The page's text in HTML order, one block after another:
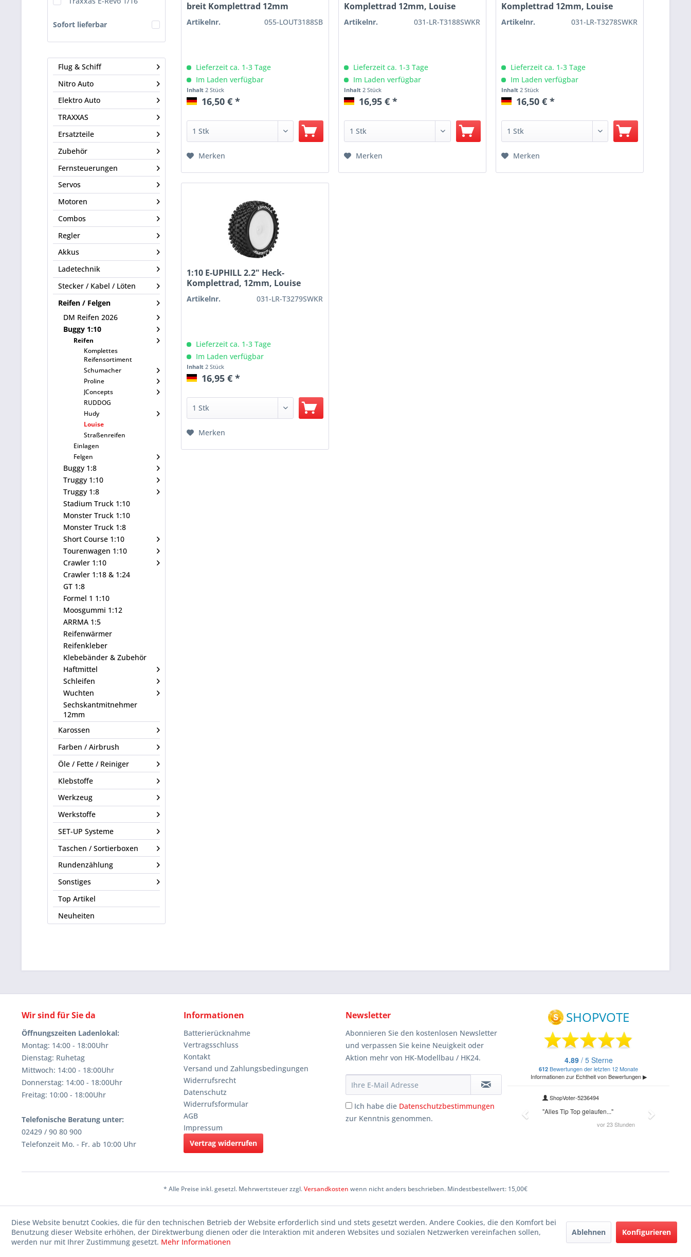
Sofort lieferbar
Flug & Schiff
Nitro Auto
Elektro Auto
TRAXXAS
Ersatzteile
Zubehör
Fernsteuerungen
Servos
Motoren
Combos
Regler
Akkus
Ladetechnik
Stecker / Kabel / Löten
Reifen / Felgen
DM Reifen 2026
Buggy 1:10
Reifen
Komplettes
Reifensortiment
Schumacher
Proline
JConcepts
RUDDOG
Hudy
Louise
Straßenreifen
Einlagen
Felgen
Buggy 1:8
Truggy 1:10
Truggy 1:8
Stadium Truck 1:10
Monster Truck 1:10
Monster Truck 1:8
Short Course 1:10
Tourenwagen 1:10
Crawler 1:10
Crawler 1:18 & 1:24
GT 1:8
Formel 1 1:10
Moosgummi 1:12
ARRMA 1:5
Reifenwärmer
Reifenkleber
Klebebänder & Zubehör
Haftmittel
Schleifen
Wuchten
Sechskantmitnehmer
12mm
Karossen
Farben / Airbrush
Öle / Fette / Reiniger
Klebstoffe
Werkzeug
Werkstoffe
SET-UP Systeme
Taschen / Sortierboxen
Rundenzählung
Sonstiges
Top Artikel
Neuheiten
breit Komplettrad 12mm
Artikelnr. 055-LOUT3188SB
Lieferzeit ca. 1-3 Tage
Im Laden verfügbar
Inhalt2 Stück
16,50 € *
Merken
Komplettrad 12mm, Louise
Artikelnr. 031-LR-T3188SWKR
Lieferzeit ca. 1-3 Tage
Im Laden verfügbar
Inhalt2 Stück
16,95 € *
Merken
Komplettrad 12mm, Louise
Artikelnr. 031-LR-T3278SWKR
Lieferzeit ca. 1-3 Tage
Im Laden verfügbar
Inhalt2 Stück
16,50 € *
Merken
1:10 E-UPHILL 2.2" Heck-
Komplettrad, 12mm, Louise
Artikelnr. 031-LR-T3279SWKR
Lieferzeit ca. 1-3 Tage
Im Laden verfügbar
Inhalt 2 Stück
16,95 € *
Merken
Wir sind für Sie da
Öffnungszeiten Ladenlokal:
Montag: 14:00 - 18:00Uhr
Dienstag: Ruhetag
Mittwoch: 14:00 - 18:00Uhr
Donnerstag: 14:00 - 18:00Uhr
Freitag: 10:00 - 18:00Uhr
Telefonische Beratung unter:
02429 / 90 80 900
Telefonzeit Mo. - Fr. ab 10:00 Uhr
Informationen
Batterierücknahme
Vertragsschluss
Kontakt
Versand und Zahlungsbedingungen
Widerrufsrecht
Datenschutz
Widerrufsformular
AGB
Impressum
Vertrag widerrufen
Newsletter
Abonnieren Sie den kostenlosen Newsletter
und verpassen Sie keine Neuigkeit oder
Aktion mehr von HK-Modellbau / HK24.
Ich habe die Datenschutzbestimmungen
zur Kenntnis genommen.
* Alle Preise inkl. gesetzl. Mehrwertsteuer zzgl.Versandkosten wenn nicht anders beschrieben. Mindestbestellwert: 15,00€
Diese Website benutzt Cookies, die für den technischen Betrieb der Website erforderlich sind und stets gesetzt werden. Andere Cookies, die den Komfort bei
Benutzung dieser Website erhöhen, der Direktwerbung dienen oder die Interaktion mit anderen Websites und sozialen Netzwerken vereinfachen sollen,
werden nur mit Ihrer Zustimmung gesetzt. Mehr Informationen
Ablehnen Konfigurieren